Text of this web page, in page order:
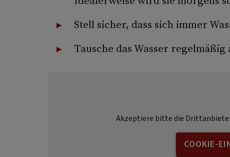
Stell sicher, dass sich immer
Tausche das Wasser regelmäßig
Akzeptiere bitte die
COOKIE-